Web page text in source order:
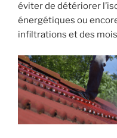
éviter de détériorer
énergétiques ou
infiltrations et des